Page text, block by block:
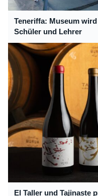
Teneriffa: Museum
Schüler und Lehrer
El Taller und Tajinaste